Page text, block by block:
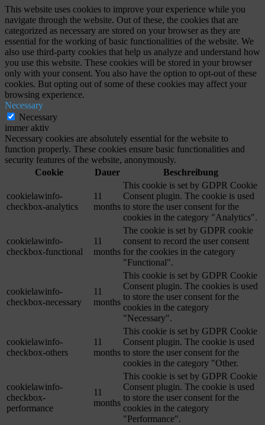
This website uses cookies to improve your experience while you
navigate through the website. Out of these, the cookies that are
categorized as necessary are stored on your browser as they are
essential for the working of basic functionalities of the website. We
also use third-party cookies that help us analyze and understand how
you use this website. These cookies will be stored in your browser
only with your consent. You also have the option to opt-out of these
cookies. But opting out of some of these cookies may affect your
browsing experience.
Necessary
Necessary
immer aktiv
Necessary cookies are absolutely essential for the website to
function properly. These cookies ensure basic functionalities and
security features of the website, anonymously.
Cookie
Dauer Beschreibung
cookielawinfo-
checkbox-analytics
11
months
This cookie is set by GDPR Cookie
Consent plugin. The cookie is used
to store the user consent for the
cookies in the category "Analytics".
cookielawinfo-
checkbox-functional
11
months
The cookie is set by GDPR cookie
consent to record the user consent
for the cookies in the category
"Functional".
cookielawinfo-
checkbox-necessary
11
months
This cookie is set by GDPR Cookie
Consent plugin. The cookies is used
to store the user consent for the
cookies in the category
"Necessary".
cookielawinfo-
checkbox-others
11
months
This cookie is set by GDPR Cookie
Consent plugin. The cookie is used
to store the user consent for the
cookies in the category "Other.
cookielawinfo-
checkbox-
performance
11
months
This cookie is set by GDPR Cookie
Consent plugin. The cookie is used
to store the user consent for the
cookies in the category
"Performance".